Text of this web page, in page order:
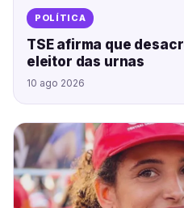
POLÍTICA
TSE afirma que
eleitor das urnas
10 ago 2026